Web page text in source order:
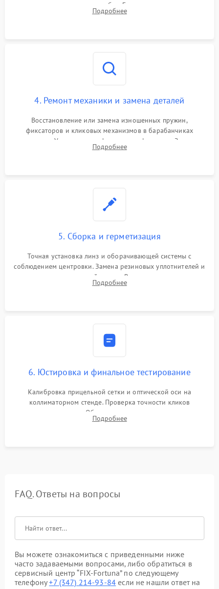
покрытия или появления грибка. Бережная очистка стекол
спецрастворами. Проверка целостности гравированной
Подробнее
4. Ремонт механики и замена деталей
Восстановление или замена изношенных пружин,
фиксаторов и кликовых механизмов в барабанчиках
поправок. Устранение люфтов в трансфокаторе. Замена
поврежденных линз, разбитой сетки или восстановление
Подробнее
5. Сборка и герметизация
Точная установка линз и оборачивающей системы с
соблюдением центровки. Замена резиновых уплотнителей и
нанесение влагозащитной смазки. Вакуумирование корпуса
и заполнение его осушенным азотом или аргоном для
Подробнее
6. Юстировка и финальное тестирование
Калибровка прицельной сетки и оптической оси на
коллиматорном стенде. Проверка точности кликов
механизма поправок. Обязательное испытание прицела на
ударном стенде для проверки устойчивости к отдаче и
Подробнее
FAQ. Ответы на вопросы
Вы можете ознакомиться с приведенными ниже
часто задаваемыми вопросами, либо обратиться в
сервисный центр “FIX-Fortuna” по следующему
телефону+7 (347) 214-93-84 если не нашли ответ на